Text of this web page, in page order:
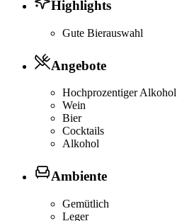
Highlights
Gute Bierauswahl
Angebote
Hochprozentiger Alkohol
Wein
Bier
Cocktails
Alkohol
Ambiente
Gemütlich
Leger